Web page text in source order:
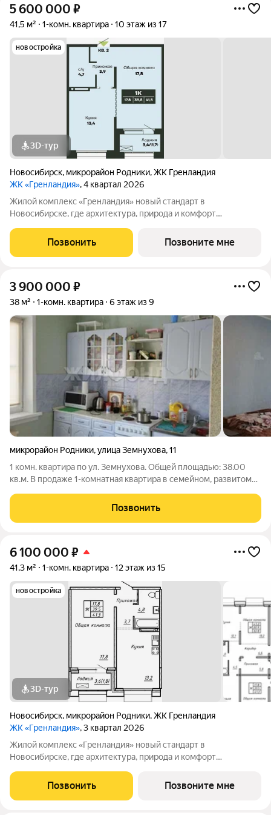
5 600 000 ₽
41,5 м² 1-комн. квартира 10 этаж из 17
новостройка
3D-тур
Новосибирск, микрорайон Родники,ЖК Гренландия
ЖК «Гренландия», 4 квартал 2026
Жилой комплекс «Гренландия» новый стандарт в
Новосибирске, где архитектура, природа и комфорт
скандинавский стиль жизни: простоту, минимализм, гармонию
с природой. Что делает «Гренландию»
Позвонить Позвоните мне
3 900 000 ₽
38 м² 1-комн. квартира 6 этаж из 9
микрорайон Родники,улица Земнухова,11
1 комн. квартира по ул. Земнухова. Общей площадью: 38.00
кв.м. В продаже 1-комнатная квартира в семейном, развитом
ремонтом, идеально подходит как для собственного
проживания так и сдачу в
Позвонить
6 100 000 ₽
41,3 м² 1-комн. квартира 12 этаж из 15
новостройка
3D-тур
Новосибирск, микрорайон Родники,ЖК Гренландия
ЖК «Гренландия», 3 квартал 2026
Жилой комплекс «Гренландия» новый стандарт в
Новосибирске, где архитектура, природа и комфорт
скандинавский стиль жизни: простоту, минимализм, гармонию
с природой. Что делает «Гренландию»
Позвонить Позвоните мне